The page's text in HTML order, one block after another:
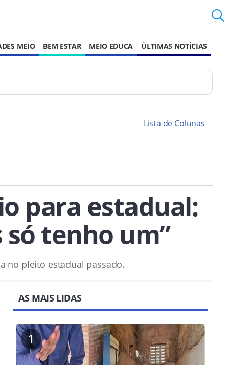
MEIO BEM ESTAR MEIO EDUCA ÚLTIMAS NOTÍCIAS
Lista de Colunas
para estadual:
tenho um”
no pleito estadual passado.
AS MAIS LIDAS
1